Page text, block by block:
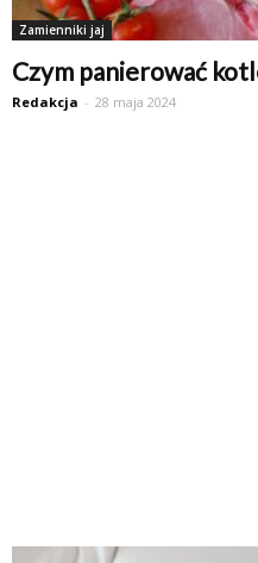
Zamienniki jaj
Czym panierować
Redakcja - 28 maja 2024